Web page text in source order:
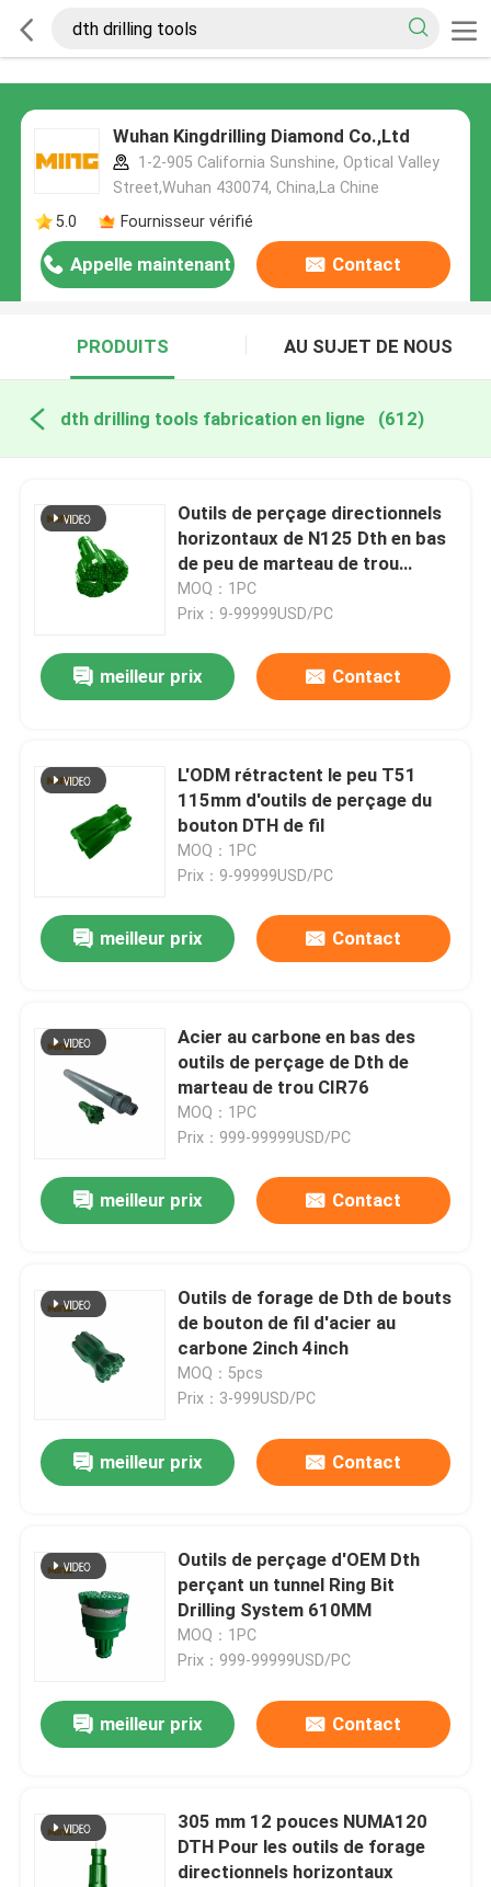
Wuhan Kingdrilling Diamond Co.,Ltd
1-2-905 California Sunshine, Optical Valley
Street,Wuhan 430074, China,La Chine
5.0
Fournisseur vérifié
Appelle maintenant Contact
PRODUITS AU SUJET DE NOUS
dth drilling tools fabrication en ligne (612)
Outils de perçage directionnels
horizontaux de N125 Dth en bas
de peu de marteau de trou
381mm
MOQ：1PC
Prix：9-99999USD/PC
meilleur prix Contact
L'ODM rétractent le peu T51
115mm d'outils de perçage du
bouton DTH de fil
MOQ：1PC
Prix：9-99999USD/PC
meilleur prix Contact
Acier au carbone en bas des
outils de perçage de Dth de
marteau de trou CIR76
MOQ：1PC
Prix：999-99999USD/PC
meilleur prix Contact
Outils de forage de Dth de bouts
de bouton de fil d'acier au
carbone 2inch 4inch
MOQ：5pcs
Prix：3-999USD/PC
meilleur prix Contact
Outils de perçage d'OEM Dth
perçant un tunnel Ring Bit
Drilling System 610MM
MOQ：1PC
Prix：999-99999USD/PC
meilleur prix Contact
305 mm 12 pouces NUMA120
DTH Pour les outils de forage
directionnels horizontaux